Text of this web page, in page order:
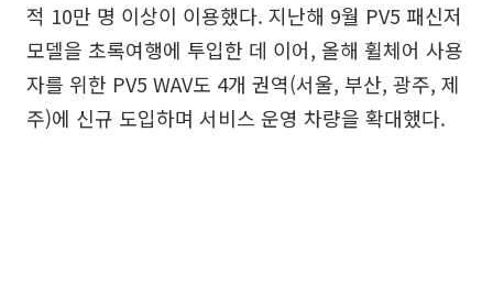
적 10만 명 이상이 이용했다. 지난해 9월 PV5 패신저
모델을 초록여행에 투입한 데 이어, 올해 휠체어 사용
자를 위한 PV5 WAV도 4개 권역(서울, 부산, 광주, 제
주)에 신규 도입하며 서비스 운영 차량을 확대했다.